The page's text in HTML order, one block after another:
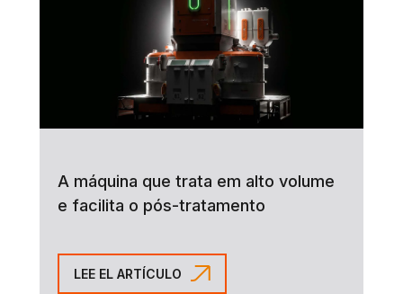
A máquina que trata em alto volume
e facilita o pós-tratamento
LEE EL ARTÍCULO